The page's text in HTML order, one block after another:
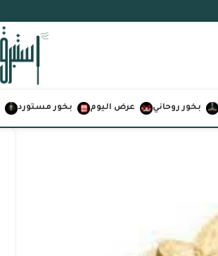
بخور روحاني عرض اليوم بخور مستورد